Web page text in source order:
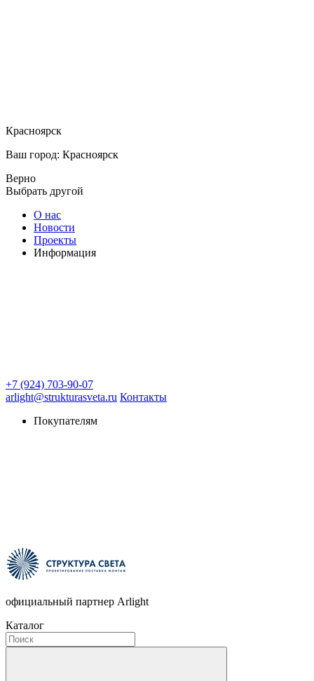
Красноярск
Ваш город: Красноярск
Верно
Выбрать другой
О нас
Новости
Проекты
Информация
+7 (924) 703-90-07
arlight@strukturasveta.ru Контакты
Покупателям
официальный партнер Arlight
Каталог